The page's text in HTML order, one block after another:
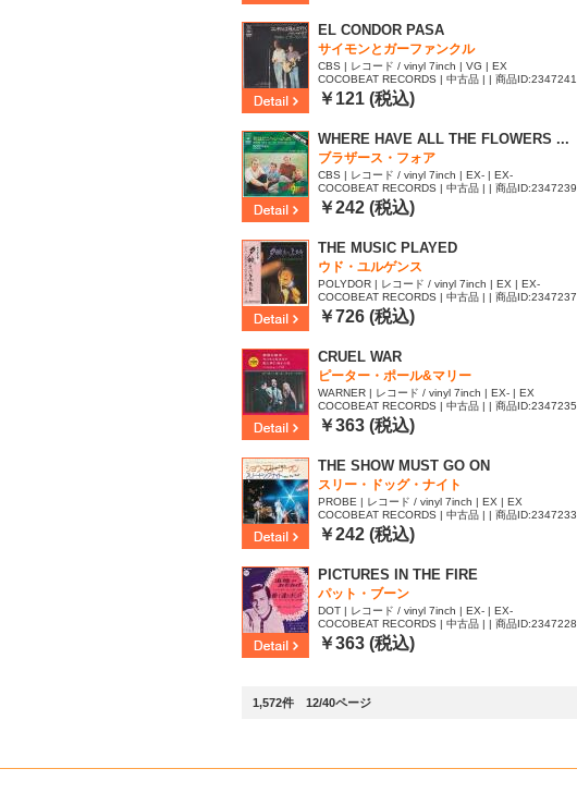
EL CONDOR PASA
サイモンとガーファンクル
CBS | レコード / vinyl 7inch | VG | EX
COCOBEAT RECORDS | 中古品 | | 商品ID:2347241
￥121 (税込)
WHERE HAVE ALL THE FLOWERS ...
ブラザース・フォア
CBS | レコード / vinyl 7inch | EX- | EX-
COCOBEAT RECORDS | 中古品 | | 商品ID:2347239
￥242 (税込)
THE MUSIC PLAYED
ウド・ユルゲンス
POLYDOR | レコード / vinyl 7inch | EX | EX-
COCOBEAT RECORDS | 中古品 | | 商品ID:2347237
￥726 (税込)
CRUEL WAR
ピーター・ポール&マリー
WARNER | レコード / vinyl 7inch | EX- | EX
COCOBEAT RECORDS | 中古品 | | 商品ID:2347235
￥363 (税込)
THE SHOW MUST GO ON
スリー・ドッグ・ナイト
PROBE | レコード / vinyl 7inch | EX | EX
COCOBEAT RECORDS | 中古品 | | 商品ID:2347233
￥242 (税込)
PICTURES IN THE FIRE
パット・ブーン
DOT | レコード / vinyl 7inch | EX- | EX-
COCOBEAT RECORDS | 中古品 | | 商品ID:2347228
￥363 (税込)
1,572件 12/40ページ